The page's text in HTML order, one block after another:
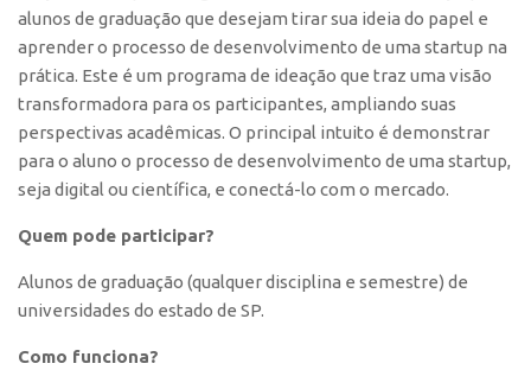
Programas
Bolsa Empreendedorismo
Bolsa Startup USP
Conexão USP
Conexão Inter-USP
Portal do Inventor
alunos de graduação que desejam tirar sua ideia do papel e
aprender o processo de desenvolvimento de uma startup na
prática. Este é um programa de ideação que traz uma visão
transformadora para os participantes, ampliando suas
perspectivas acadêmicas. O principal intuito é demonstrar
para o aluno o processo de desenvolvimento de uma startup,
seja digital ou científica, e conectá-lo com o mercado.​
Quem pode participar?
Alunos de graduação (qualquer disciplina e semestre) de
universidades do estado de SP.
Como funciona?